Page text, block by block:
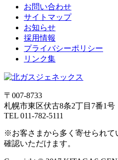
お問い合わせ
サイトマップ
お知らせ
採用情報
プライバシーポリシー
リンク集
〒007-8733
札幌市東区伏古8条2丁目7番1号
TEL 011-782-5111
※お客さまから多く寄せられて
確認いただけます。